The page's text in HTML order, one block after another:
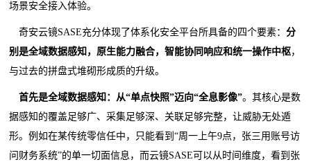
场景安全接入体验。
奇安云镜SASE充分体现了体系化安全平台所具备的四个要素：分
别是全域数据感知 ， 原生能力融合，智能协同响应和统一操作中枢，
与过去的拼盘式堆砌形成质的升级。
首先是全域数据感知 ： 从“单点快照”迈向“全息影像”。其核心是数
据感知的覆盖足够广、采集足够深、关联足够完整，让威胁无处遁
形。例如在某传统零信任中，只能看到“周一上午9点，张三用账号访
问财务系统”的单一切面信息，而云镜SASE可以从时间维度，看到张